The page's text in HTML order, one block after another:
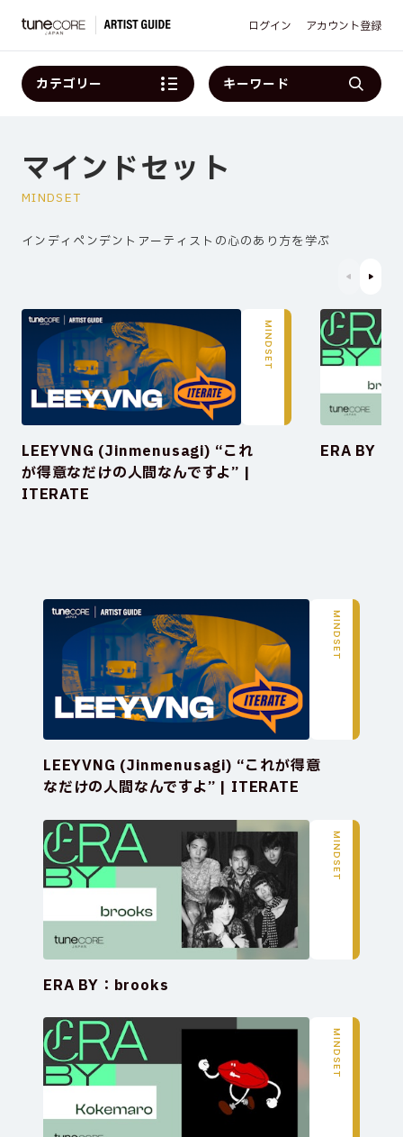
ログイン アカウント登録
カテゴリー キーワード
マインドセット
MINDSET
インディペンデントアーティストの心のあり方を学ぶ
MINDSET
LEEYVNG (Jinmenusagi) “これ
が得意なだけの人間なんですよ” |
ITERATE
ERA BY：
MINDSET
LEEYVNG (Jinmenusagi) “これが得意
なだけの人間なんですよ” | ITERATE
MINDSET
ERA BY：brooks
MINDSET